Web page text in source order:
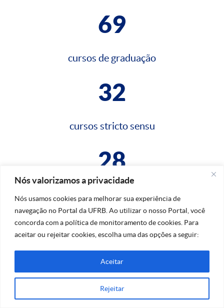
Nós valorizamos a privacidade
Nós usamos cookies para melhorar sua experiência de
navegação no Portal da UFRB. Ao utilizar o nosso Portal, você
concorda com a política de monitoramento de cookies. Para
aceitar ou rejeitar cookies, escolha uma das opções a seguir:
Rejeitar
Aceitar
69
cursos de graduação
32
cursos stricto sensu
28
cursos lato sensu
Na dúvida, fale conosco!